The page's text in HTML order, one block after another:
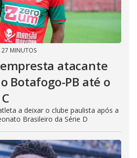
27 MINUTOS
atacante
Botafogo-PB até o
a deixar o clube paulista após a
Brasileiro da Série D